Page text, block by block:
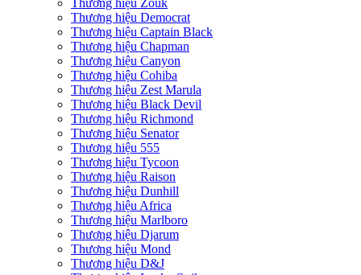
Thương hiệu Zouk
Thương hiệu Democrat
Thương hiệu Captain Black
Thương hiệu Chapman
Thương hiệu Canyon
Thương hiệu Cohiba
Thương hiệu Zest Marula
Thương hiệu Black Devil
Thương hiệu Richmond
Thương hiệu Senator
Thương hiệu 555
Thương hiệu Tycoon
Thương hiệu Raison
Thương hiệu Dunhill
Thương hiệu Africa
Thương hiệu Marlboro
Thương hiệu Djarum
Thương hiệu Mond
Thương hiệu D&J